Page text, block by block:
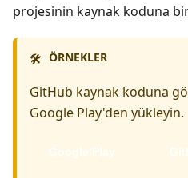
projesinin kaynak koduna
🛠️ ÖRNEKLER
GitHub kaynak koduna
Google Play'den yükleyin.
Google Play